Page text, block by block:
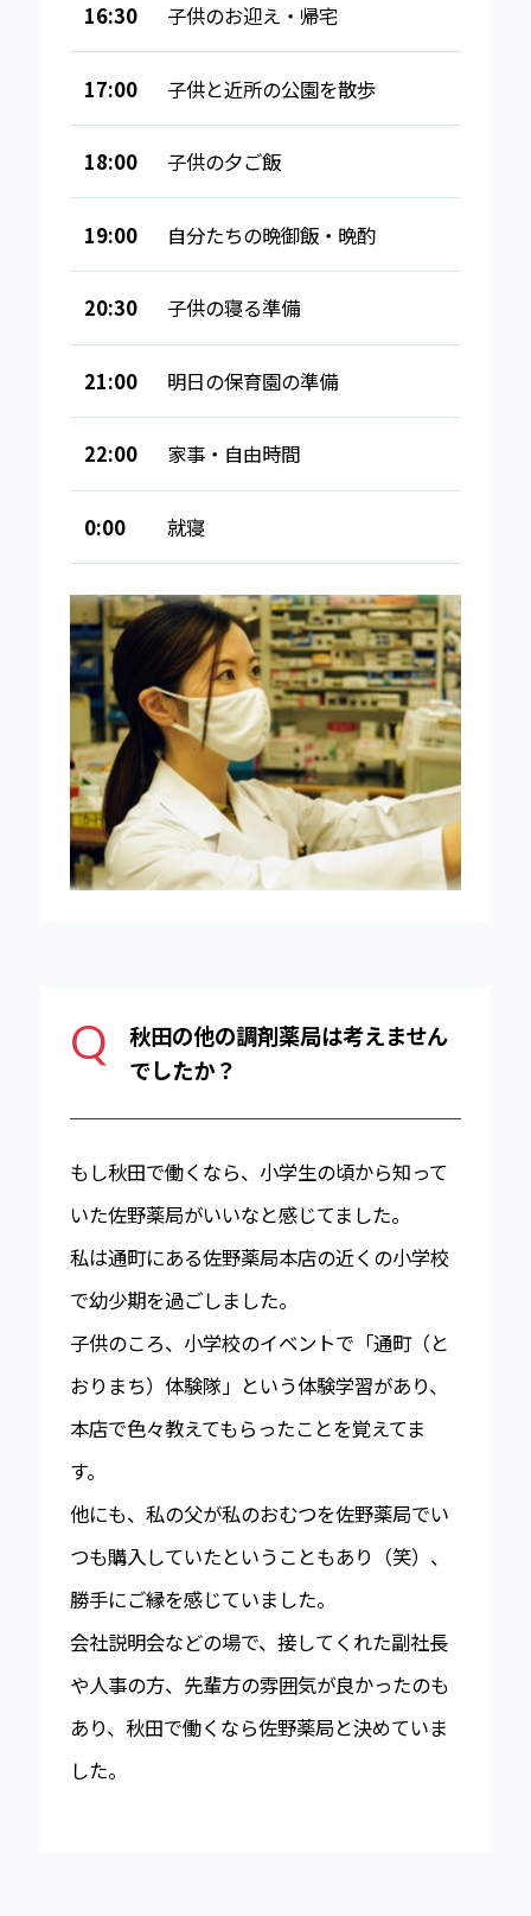
16:30 子供のお迎え・帰宅
17:00 子供と近所の公園を散歩
18:00 子供の夕ご飯
19:00 自分たちの晩御飯・晩酌
20:30 子供の寝る準備
21:00 明日の保育園の準備
22:00 家事・自由時間
0:00 就寝
Q
秋田の他の調剤薬局は考えません
でしたか？
もし秋田で働くなら、小学生の頃から知って
いた佐野薬局がいいなと感じてました。
私は通町にある佐野薬局本店の近くの小学校
で幼少期を過ごしました。
子供のころ、小学校のイベントで「通町（と
おりまち）体験隊」という体験学習があり、
本店で色々教えてもらったことを覚えてま
す。
他にも、私の父が私のおむつを佐野薬局でい
つも購入していたということもあり（笑）、
勝手にご縁を感じていました。
会社説明会などの場で、接してくれた副社長
や人事の方、先輩方の雰囲気が良かったのも
あり、秋田で働くなら佐野薬局と決めていま
した。